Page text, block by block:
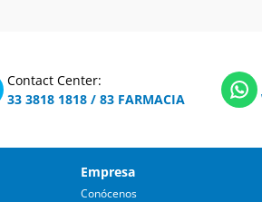
Contact Center:
33 3818 1818 / 83 FARMACIA
Empresa
Conócenos